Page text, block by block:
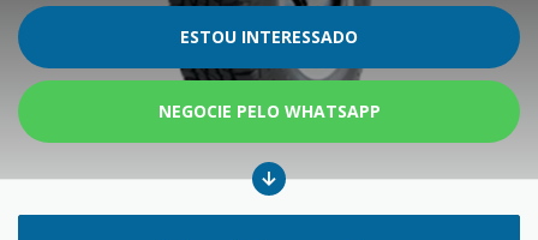
ESTOU INTERESSADO
NEGOCIE PELO WHATSAPP